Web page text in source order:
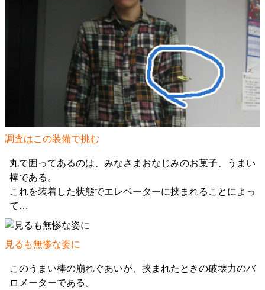
調査はこの装備で挑む
丸で囲ってあるのは、みなさまおなじみのお菓子、うまい
棒である。
これを装着した状態でエレベーターに挟まれることによっ
て…
見るも無惨な姿に
このうまい棒の崩れぐあいが、挟まれたときの破壊力のバ
ロメーターである。